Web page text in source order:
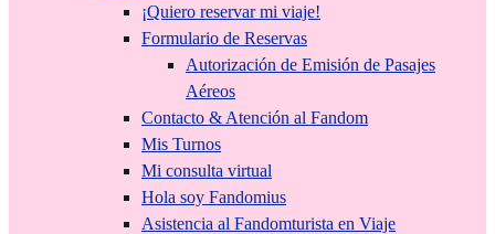
¡Quiero reservar mi viaje!
Formulario de Reservas
Autorización de Emisión de Pasajes
Aéreos
Contacto & Atención al Fandom
Mis Turnos
Mi consulta virtual
Hola soy Fandomius
Asistencia al Fandomturista en Viaje